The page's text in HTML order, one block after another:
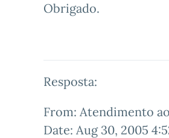
Obrigado.
Resposta:
From: Atendimento
Date: Aug 30, 2005